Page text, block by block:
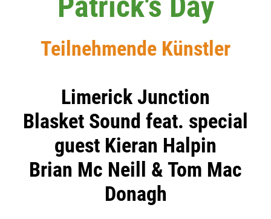
Teilnehmende Künstler
Limerick Junction
Blasket Sound feat. special
guest Kieran Halpin
Brian Mc Neill & Tom Mac
Donagh